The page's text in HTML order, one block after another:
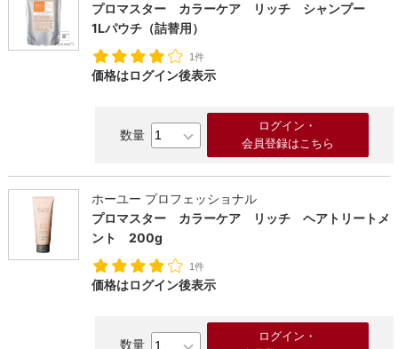
プロマスター カラーケア リッチ シャンプー
1Lパウチ（詰替用）
1件
価格はログイン後表示
ログイン・
会員登録はこちら
ホーユー プロフェッショナル
プロマスター カラーケア リッチ ヘアトリートメ
ント 200g
1件
価格はログイン後表示
ログイン・